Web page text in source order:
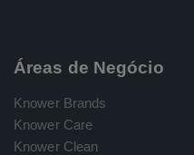
Áreas de Negócio
Knower Brands
Knower Care
Knower Clean